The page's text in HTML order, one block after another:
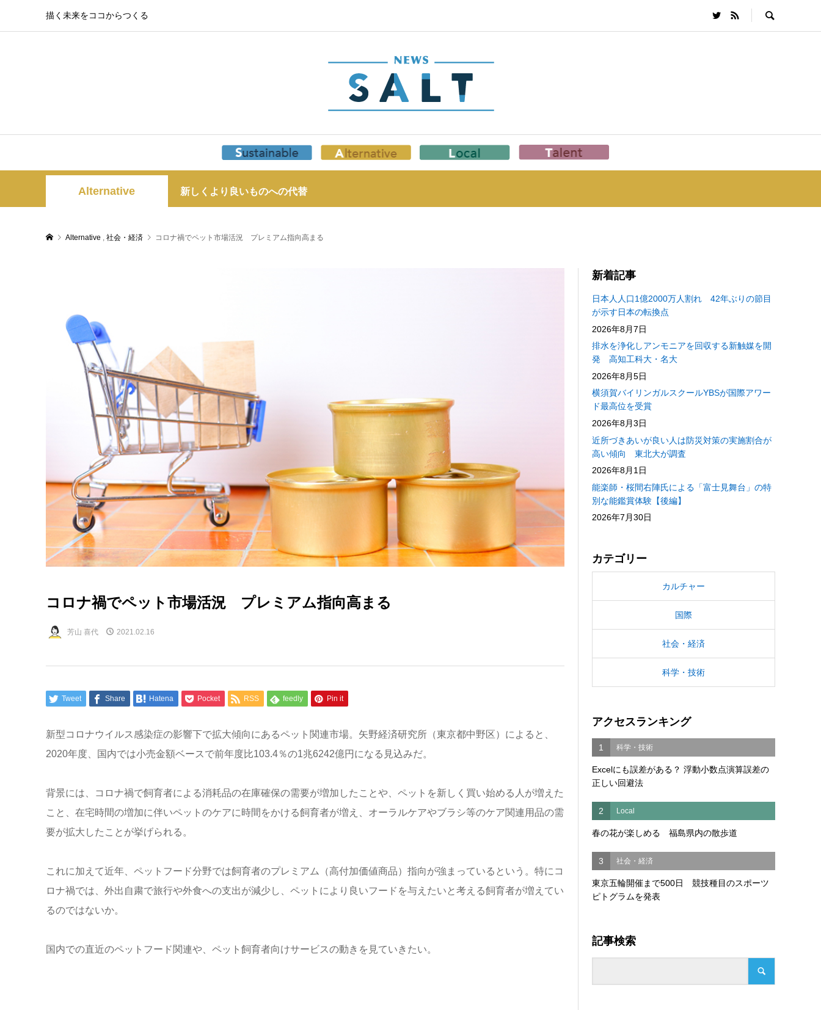
描く未来をココからつくる
Alternative 新しくより良いものへの代替
Alternative , 社会・経済 コロナ禍でペット市場活況 プレミアム指向高まる
コロナ禍でペット市場活況 プレミアム指向高まる
芳山 喜代 2021.02.16
Tweet Share Hatena Pocket RSS feedly Pin it
新型コロナウイルス感染症の影響下で拡大傾向にあるペット関連市場。矢野経済研究所（東京都中野区）によると、
2020年度、国内では小売金額ベースで前年度比103.4％の1兆6242億円になる見込みだ。
背景には、コロナ禍で飼育者による消耗品の在庫確保の需要が増加したことや、ペットを新しく買い始める人が増えた
こと、在宅時間の増加に伴いペットのケアに時間をかける飼育者が増え、オーラルケアやブラシ等のケア関連用品の需
要が拡大したことが挙げられる。
これに加えて近年、ペットフード分野では飼育者のプレミアム（高付加価値商品）指向が強まっているという。特にコ
ロナ禍では、外出自粛で旅行や外食への支出が減少し、ペットにより良いフードを与えたいと考える飼育者が増えてい
るのではないか。
国内での直近のペットフード関連や、ペット飼育者向けサービスの動きを見ていきたい。
新着記事
日本人人口1億2000万人割れ 42年ぶりの節目
が示す日本の転換点
2026年8月7日
排水を浄化しアンモニアを回収する新触媒を開
発 高知工科大・名大
2026年8月5日
横須賀バイリンガルスクールYBSが国際アワー
ド最高位を受賞
2026年8月3日
近所づきあいが良い人は防災対策の実施割合が
高い傾向 東北大が調査
2026年8月1日
能楽師・桜間右陣氏による「富士見舞台」の特
別な能鑑賞体験【後編】
2026年7月30日
カテゴリー
カルチャー
国際
社会・経済
科学・技術
アクセスランキング
1 科学・技術
Excelにも誤差がある？ 浮動小数点演算誤差の
正しい回避法
2 Local
春の花が楽しめる 福島県内の散歩道
3 社会・経済
東京五輪開催まで500日 競技種目のスポーツ
ピトグラムを発表
記事検索